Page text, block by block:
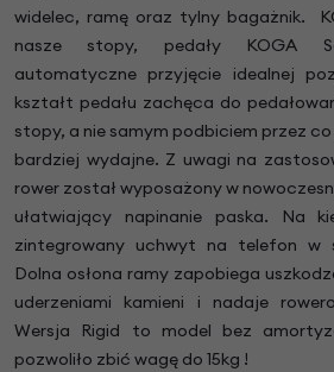
widelec, ramę oraz tylny bagażnik.
nasze stopy, pedały KOGA
automatyczne przyjęcie idealnej
kształt pedału zachęca do
stopy, a nie samym podbiciem przez
bardziej wydajne. Z uwagi na
rower został wyposażony w
ułatwiający napinanie paska. Na
zintegrowany uchwyt na telefon w
Dolna osłona ramy zapobiega
uderzeniami kamieni i nadaje
Wersja Rigid to model bez
pozwoliło zbić wagę do 15kg !